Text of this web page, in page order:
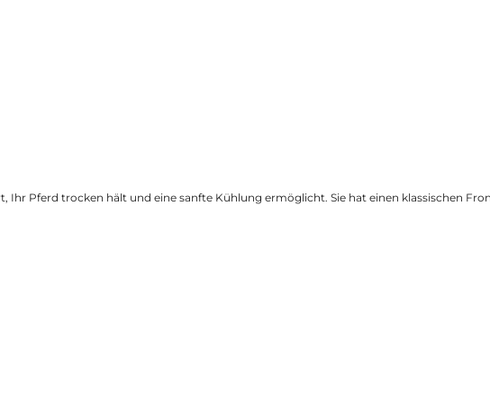
Pferd trocken hält und eine sanfte Kühlung ermöglicht. Sie hat einen klassischen